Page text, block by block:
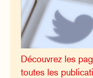
Découvrez les
toutes les